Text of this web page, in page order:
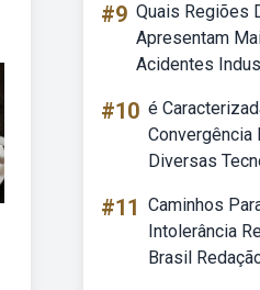
#9 Quais Regiões
Apresentam
Acidentes
#10 é
Convergência
Diversas
#11 Caminhos
Intolerância
Brasil